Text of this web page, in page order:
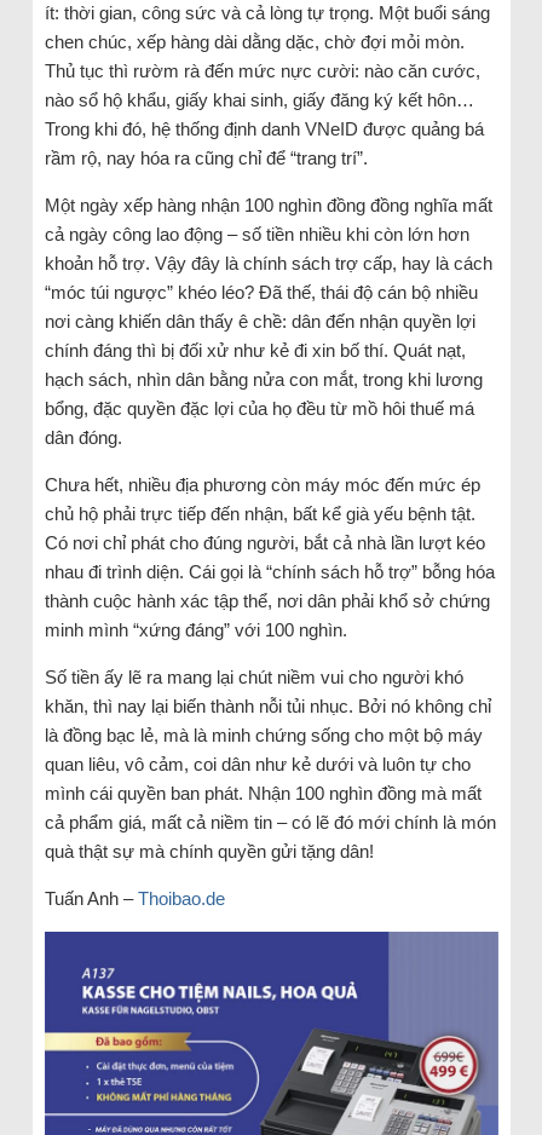
ít: thời gian, công sức và cả lòng tự trọng. Một buổi sáng
chen chúc, xếp hàng dài dằng dặc, chờ đợi mỏi mòn.
Thủ tục thì rườm rà đến mức nực cười: nào căn cước,
nào sổ hộ khẩu, giấy khai sinh, giấy đăng ký kết hôn…
Trong khi đó, hệ thống định danh VNeID được quảng bá
rầm rộ, nay hóa ra cũng chỉ để “trang trí”.
Một ngày xếp hàng nhận 100 nghìn đồng đồng nghĩa mất
cả ngày công lao động – số tiền nhiều khi còn lớn hơn
khoản hỗ trợ. Vậy đây là chính sách trợ cấp, hay là cách
“móc túi ngược” khéo léo? Đã thế, thái độ cán bộ nhiều
nơi càng khiến dân thấy ê chề: dân đến nhận quyền lợi
chính đáng thì bị đối xử như kẻ đi xin bố thí. Quát nạt,
hạch sách, nhìn dân bằng nửa con mắt, trong khi lương
bổng, đặc quyền đặc lợi của họ đều từ mồ hôi thuế má
dân đóng.
Chưa hết, nhiều địa phương còn máy móc đến mức ép
chủ hộ phải trực tiếp đến nhận, bất kể già yếu bệnh tật.
Có nơi chỉ phát cho đúng người, bắt cả nhà lần lượt kéo
nhau đi trình diện. Cái gọi là “chính sách hỗ trợ” bỗng hóa
thành cuộc hành xác tập thể, nơi dân phải khổ sở chứng
minh mình “xứng đáng” với 100 nghìn.
Số tiền ấy lẽ ra mang lại chút niềm vui cho người khó
khăn, thì nay lại biến thành nỗi tủi nhục. Bởi nó không chỉ
là đồng bạc lẻ, mà là minh chứng sống cho một bộ máy
quan liêu, vô cảm, coi dân như kẻ dưới và luôn tự cho
mình cái quyền ban phát. Nhận 100 nghìn đồng mà mất
cả phẩm giá, mất cả niềm tin – có lẽ đó mới chính là món
quà thật sự mà chính quyền gửi tặng dân!
Tuấn Anh –Thoibao.de